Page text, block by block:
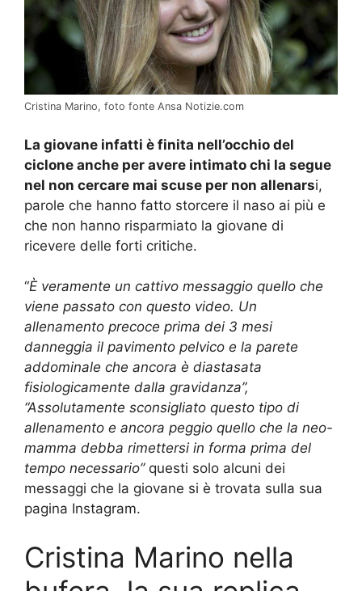
Cristina Marino, foto fonte Ansa Notizie.com
La giovane infatti è finita nell’occhio del
ciclone anche per avere intimato chi la segue
nel non cercare mai scuse per non allenarsi,
parole che hanno fatto storcere il naso ai più e
che non hanno risparmiato la giovane di
ricevere delle forti critiche.
“È veramente un cattivo messaggio quello che
viene passato con questo video. Un
allenamento precoce prima dei 3 mesi
danneggia il pavimento pelvico e la parete
addominale che ancora è diastasata
fisiologicamente dalla gravidanza”,
“Assolutamente sconsigliato questo tipo di
allenamento e ancora peggio quello che la neo-
mamma debba rimettersi in forma prima del
tempo necessario” questi solo alcuni dei
messaggi che la giovane si è trovata sulla sua
pagina Instagram.
Cristina Marino nella